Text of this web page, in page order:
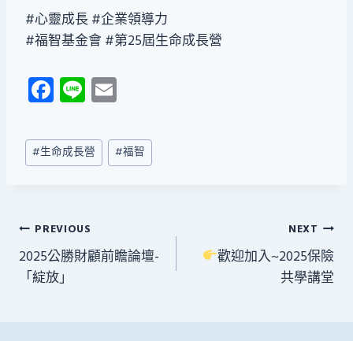
#心靈成長 #企業領導力
#福智基金會 #第25屆生命成長營
Fa
b
o
Li
e ail
Post
Tags:
#生命成長營 #福智
文
章
PREVIOUS
2025公勝財顧前瞻論壇-
「綻放」
NEXT
歡迎加入~2025保險
共學講堂